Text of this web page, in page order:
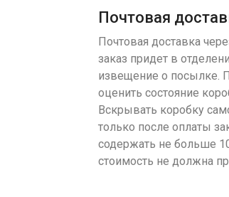
Почтовая
Почтовая доставка
заказ придет в
извещение о посылке.
оценить состояние
Вскрывать коробку
только после оплаты
содержать не больше
стоимость не должна